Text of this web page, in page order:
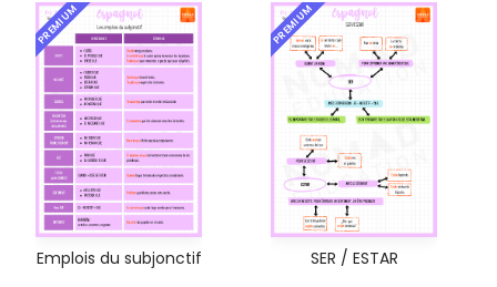
PREMIUM
Emplois du subjonctif
PREMIUM
SER / ESTAR